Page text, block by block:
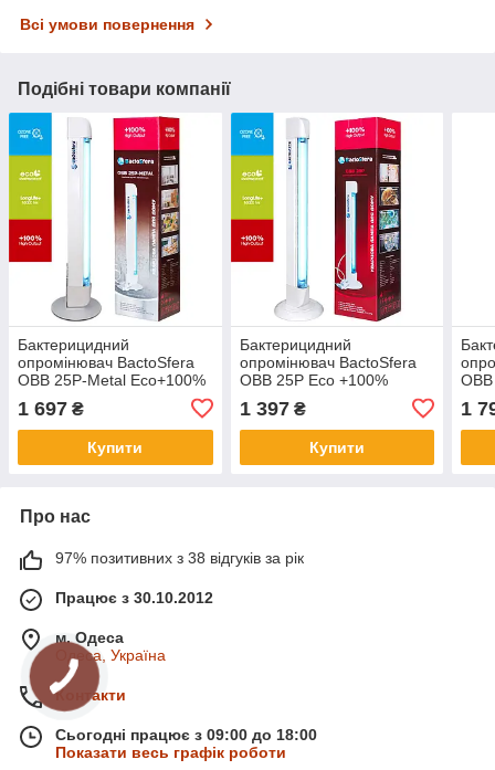
Всі умови повернення
Подібні товари компанії
Бактерицидний
опромінювач BactoSfera
OBB 25P-Metal Eco+100%
1 697 ₴
Купити
Бактерицидний
опромінювач BactoSfera
OBB 25P Eco +100%
1 397₴
Купити
1
Про нас
97% позитивних з 38 відгуків за рік
Працює з 30.10.2012
м. Одеса
Одеса, Україна
Контакти
Сьогодні працює з 09:00 до 18:00
Показати весь графік роботи